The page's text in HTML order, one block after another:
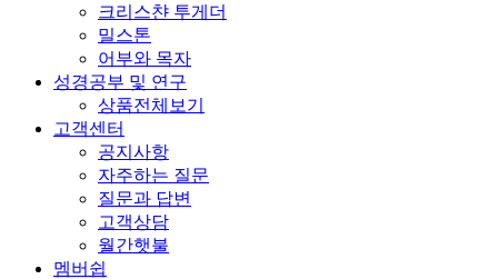
크리스챤 투게더
밀스톤
어부와 목자
성경공부 및 연구
상품전체보기
고객센터
공지사항
자주하는 질문
질문과 답변
고객상담
월간햇불
멤버쉽